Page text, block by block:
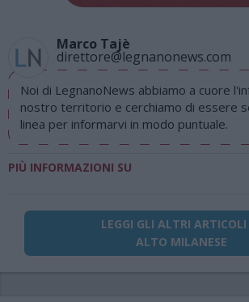
Marco Tajè
direttore@legnanonews.com
Noi di LegnanoNews abbiamo a cuore
nostro territorio e cerchiamo di essere
linea per informarvi in modo puntuale.
PIÙ INFORMAZIONI SU
LEGGI GLI ALTRI ARTICOLI
ALTO MILANESE